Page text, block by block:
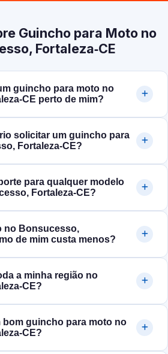
Guincho para Moto no
Fortaleza‑CE
guincho para moto no
perto de mim?
solicitar um guincho para
Fortaleza‑CE?
para qualquer modelo
Fortaleza‑CE?
no Bonsucesso,
de mim custa menos?
a minha região no
bom guincho para moto no